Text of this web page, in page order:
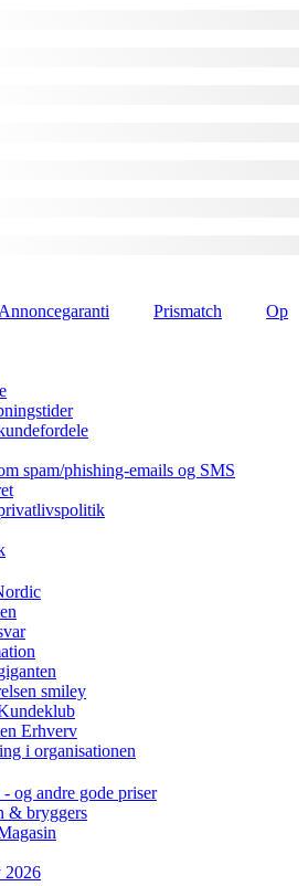
Annoncegaranti Prismatch
Op
spam/phishing-emails og SMS
smiley
Erhverv
i organisationen
og andre gode priser
& bryggers
2026